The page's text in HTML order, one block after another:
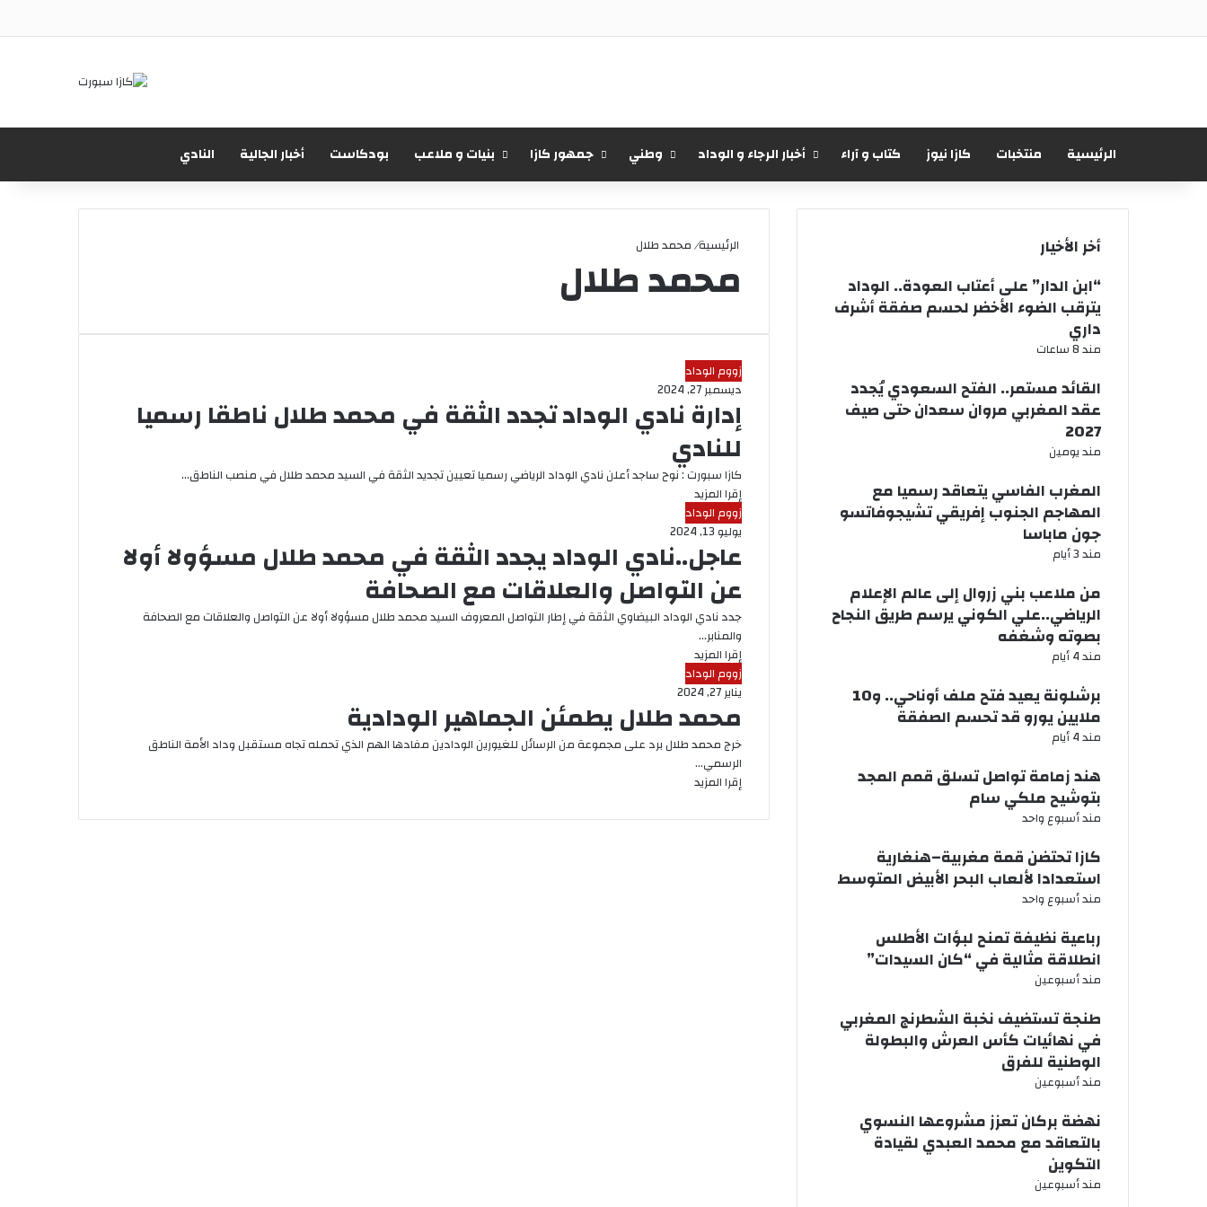
الرئيسية منتخبات كازا نيوز كتاب و آراء أخبار الرجاء و الوداد وطني جمهور كازا بنيات و ملاعب بودكاست أخبار الجالية النادي
الرئيسية/محمد طلال
محمد طلال
زووم الوداد
ديسمبر 27, 2024
إدارة نادي الوداد تجدد الثقة في محمد طلال ناطقا رسميا
للنادي
كازا سبورت : نوح ساجد أعلن نادي الوداد الرياضي رسميا تعيين تجديد الثقة في السيد محمد طلال في منصب الناطق…
إقرا المزيد
زووم الوداد
يوليو 13, 2024
عاجل..نادي الوداد يجدد الثقة في محمد طلال مسؤولا أولا
عن التواصل والعلاقات مع الصحافة
جدد نادي الوداد البيضاوي الثقة في إطار التواصل المعروف السيد محمد طلال مسؤولا أولا عن التواصل والعلاقات مع الصحافة
والمنابر…
إقرا المزيد
زووم الوداد
يناير 27, 2024
محمد طلال يطمئن الجماهير الودادية
خرج محمد طلال برد على مجموعة من الرسائل للغيورين الودادين مفادها الهم الذي تحمله تجاه مستقبل وداد الأمة الناطق
الرسمي…
إقرا المزيد
أخر الأخيار
“ابن الدار” على أعتاب العودة.. الوداد
يترقب الضوء الأخضر لحسم صفقة أشرف
داري
مند 8 ساعات
القائد مستمر.. الفتح السعودي يُجدد
عقد المغربي مروان سعدان حتى صيف
2027
مند يومين
المغرب الفاسي يتعاقد رسميا مع
المهاجم الجنوب إفريقي تشيجوفاتسو
جون ماباسا
مند 3 أيام
من ملاعب بني زروال إلى عالم الإعلام
الرياضي..علي الكوني يرسم طريق النجاح
بصوته وشغفه
مند 4 أيام
برشلونة يعيد فتح ملف أوناحي.. و10
ملايين يورو قد تحسم الصفقة
مند 4 أيام
هند زمامة تواصل تسلق قمم المجد
بتوشيح ملكي سام
مند أسبوع واحد
كازا تحتضن قمة مغربية–هنغارية
استعدادا لألعاب البحر الأبيض المتوسط
مند أسبوع واحد
رباعية نظيفة تمنح لبؤات الأطلس
انطلاقة مثالية في “كان السيدات”
مند أسبوعين
طنجة تستضيف نخبة الشطرنج المغربي
في نهائيات كأس العرش والبطولة
الوطنية للفرق
مند أسبوعين
نهضة بركان تعزز مشروعها النسوي
بالتعاقد مع محمد العبدي لقيادة
التكوين
مند أسبوعين